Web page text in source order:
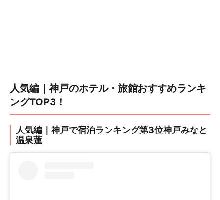
人気編｜神戸のホテル・旅館おすすめランキ
ングTOP3！
人気編｜神戸で宿泊ランキング第3位神戸みなと
温泉蓮